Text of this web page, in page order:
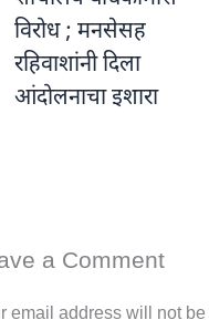
विरोध ; मनसेसह
रहिवाशांनी दिला
आंदोलनाचा इशारा
a Comment